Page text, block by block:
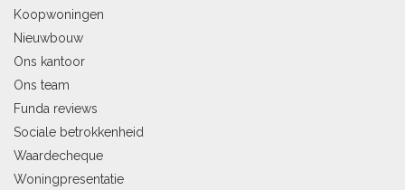
Koopwoningen
Nieuwbouw
Ons kantoor
Ons team
Funda reviews
Sociale betrokkenheid
Waardecheque
Woningpresentatie